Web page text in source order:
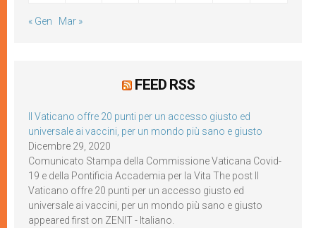
« Gen Mar »
FEED RSS
Il Vaticano offre 20 punti per un accesso giusto ed
universale ai vaccini, per un mondo più sano e giusto
Dicembre 29, 2020
Comunicato Stampa della Commissione Vaticana Covid-
19 e della Pontificia Accademia per la Vita The post Il
Vaticano offre 20 punti per un accesso giusto ed
universale ai vaccini, per un mondo più sano e giusto
appeared first on ZENIT - Italiano.